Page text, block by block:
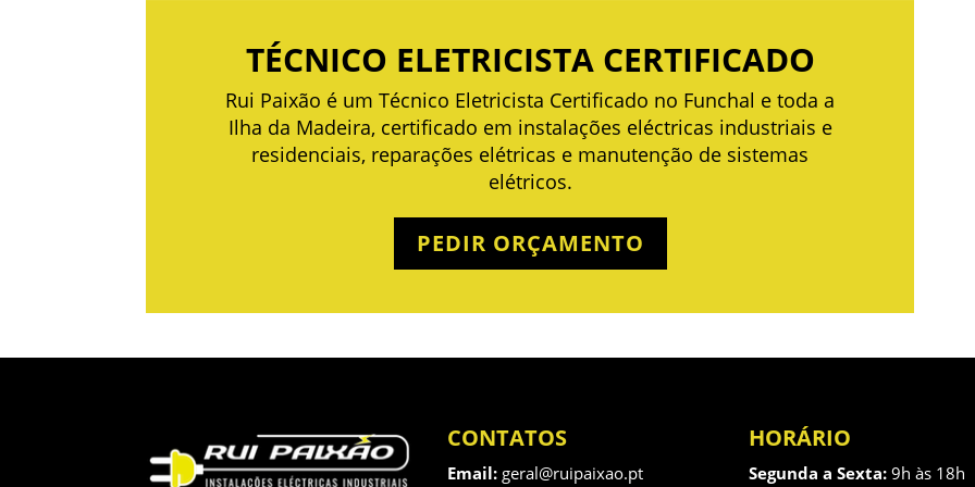
TÉCNICO ELETRICISTA CERTIFICADO
Rui Paixão é um Técnico Eletricista Certificado no Funchal e toda a
Ilha da Madeira, certificado em instalações eléctricas industriais e
residenciais, reparações elétricas e manutenção de sistemas
elétricos.
PEDIR ORÇAMENTO
CONTATOS
Email: geral@ruipaixao.pt
HORÁRIO
Segunda a Sexta: 9h às 18h